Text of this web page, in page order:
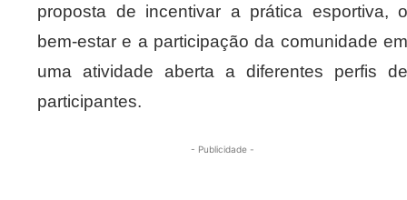
proposta de incentivar a prática esportiva, o
bem-estar e a participação da comunidade em
uma atividade aberta a diferentes perfis de
participantes.
- Publicidade -